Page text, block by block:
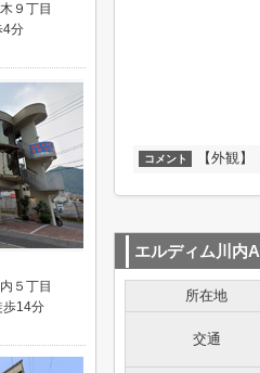
コメント 【外観】
エルディム川内A
所在地
交通
９丁目
4分
５丁目
歩14分